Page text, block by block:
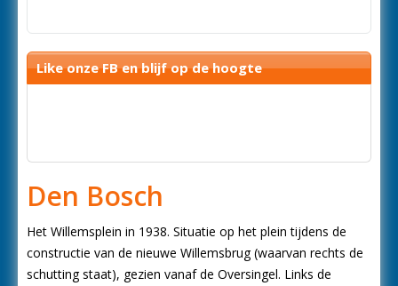
Like onze FB en blijf op de hoogte
Den Bosch
Het Willemsplein in 1938. Situatie op het plein tijdens de
constructie van de nieuwe Willemsbrug (waarvan rechts de
schutting staat), gezien vanaf de Oversingel. Links de